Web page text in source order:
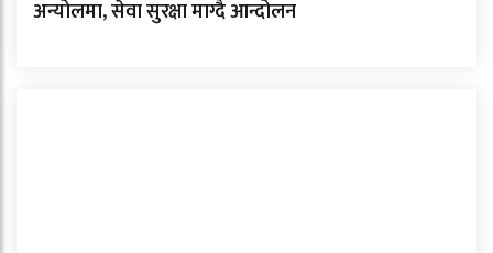
अन्योलमा, सेवा सुरक्षा माग्दै आन्दोलन